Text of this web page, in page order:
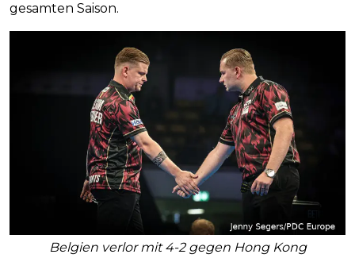
gesamten Saison.
Belgien verlor mit 4-2 gegen Hong Kong